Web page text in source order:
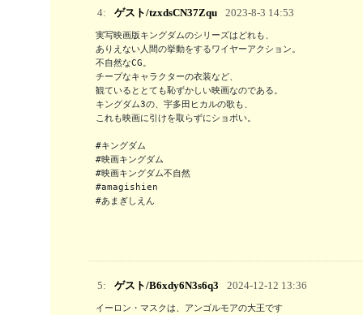
4: ゲスト/tzxdsCN37Zqu 2023-8-3 14:53
実写映画版キングダムのシリーズはどれも、
ありえない人間の挙動をするワイヤーアクション。
不自然なCG。
チープなキャラクターの衣装など、
観ているととても恥ずかしい映画なのである。
キングダム3の、宇多田ヒカルの歌も、
これも映画に引けを取らずにショボい。
#キングダム
#映画キングダム
#映画キングダム不自然
#amagishien
#あまぎしえん
5: ゲスト/B6xdy6N3s6q3 2024-12-12 13:36
イーロン・マスクは、アンゴルモアの大王です